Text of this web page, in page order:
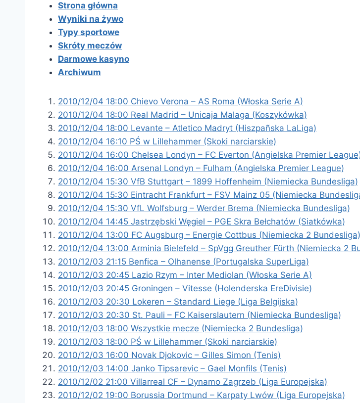
Strona główna
Wyniki na żywo
Typy sportowe
Skróty meczów
Darmowe kasyno
Archiwum
2010/12/04 18:00 Chievo Verona – AS Roma (Włoska Serie A)
2010/12/04 18:00 Real Madrid – Unicaja Malaga (Koszykówka)
2010/12/04 18:00 Levante – Atletico Madryt (Hiszpañska LaLiga)
2010/12/04 16:10 PŚ w Lillehammer (Skoki narciarskie)
2010/12/04 16:00 Chelsea Londyn – FC Everton (Angielska Premier
2010/12/04 16:00 Arsenal Londyn – Fulham (Angielska Premier League)
2010/12/04 15:30 VfB Stuttgart – 1899 Hoffenheim (Niemiecka Bundesliga)
2010/12/04 15:30 Eintracht Frankfurt – FSV Mainz 05 (Niemiecka
2010/12/04 15:30 VfL Wolfsburg – Werder Brema (Niemiecka Bundesliga)
2010/12/04 14:45 Jastrzębski Węgiel – PGE Skra Bełchatów (Siatkówka)
2010/12/04 13:00 FC Augsburg – Energie Cottbus (Niemiecka 2 Bundesliga)
2010/12/04 13:00 Arminia Bielefeld – SpVgg Greuther Fürth (Niemiecka 2
2010/12/03 21:15 Benfica – Olhanense (Portugalska SuperLiga)
2010/12/03 20:45 Lazio Rzym – Inter Mediolan (Włoska Serie A)
2010/12/03 20:45 Groningen – Vitesse (Holenderska EreDivisie)
2010/12/03 20:30 Lokeren – Standard Liege (Liga Belgijska)
2010/12/03 20:30 St. Pauli – FC Kaiserslautern (Niemiecka Bundesliga)
2010/12/03 18:00 Wszystkie mecze (Niemiecka 2 Bundesliga)
2010/12/03 18:00 PŚ w Lillehammer (Skoki narciarskie)
2010/12/03 16:00 Novak Djokovic – Gilles Simon (Tenis)
2010/12/03 14:00 Janko Tipsarevic – Gael Monfils (Tenis)
2010/12/02 21:00 Villarreal CF – Dynamo Zagrzeb (Liga Europejska)
2010/12/02 19:00 Borussia Dortmund – Karpaty Lwów (Liga Europejska)